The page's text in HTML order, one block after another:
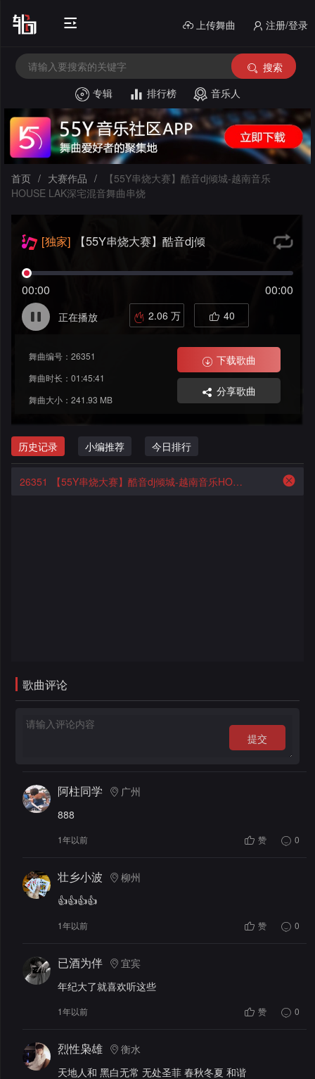
上传舞曲 注册/登录
搜索
专辑
排行榜 音乐人
音
House
中
大
品
首页 / 大赛作品 /
【55Y串烧大赛】酷音dj倾城-越南音乐
HOUSE LAK深宅混音舞曲串烧
2.06 万 40
[独家] 【55Y串烧大赛】酷音dj倾
曲串烧
00:00 00:00
正在播放
舞曲编号：26351
舞曲时长：01:45:41
舞曲大小：241.93 MB
下载歌曲
分享歌曲
历史记录 小编推荐 今日排行
26351 【55Y串烧大赛】酷音dj倾城-越南音乐HOUSE LAK深宅混音舞曲串烧
歌曲评论
提交
阿柱同学
广州
888
1年以前 赞 0
壮乡小波
柳州
👍👍👍👍
1年以前 赞 0
已酒为伴
宜宾
年纪大了就喜欢听这些
1年以前 赞 0
烈性枭雄
衡水
天地人和 黑白无常 无处圣菲 春秋冬夏 和谐